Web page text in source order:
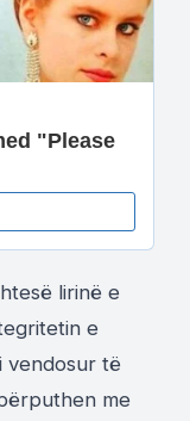
lirinë e
e
vendosur të
me